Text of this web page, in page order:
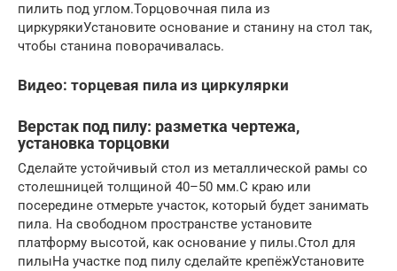
пилить под углом.Торцовочная пила из
циркурякиУстановите основание и станину на стол так,
чтобы станина поворачивалась.
Видео: торцевая пила из циркулярки
Верстак под пилу: разметка чертежа,
установка торцовки
Сделайте устойчивый стол из металлической рамы со
столешницей толщиной 40–50 мм.С краю или
посередине отмерьте участок, который будет занимать
пила. На свободном пространстве установите
платформу высотой, как основание у пилы.Стол для
пилыНа участке под пилу сделайте крепёжУстановите